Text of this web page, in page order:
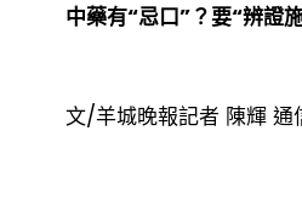
中藥有“忌口”？要“辨證
文/羊城晚報記者 陳輝 通